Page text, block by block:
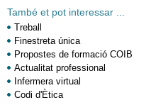
També et pot interessar ...
Treball
Finestreta única
Propostes de formació COIB
Actualitat professional
Infermera virtual
Codi d'Ètica